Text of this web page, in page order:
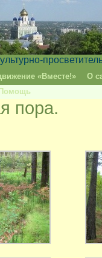
«Вместе!»
О
Помощь
пора.